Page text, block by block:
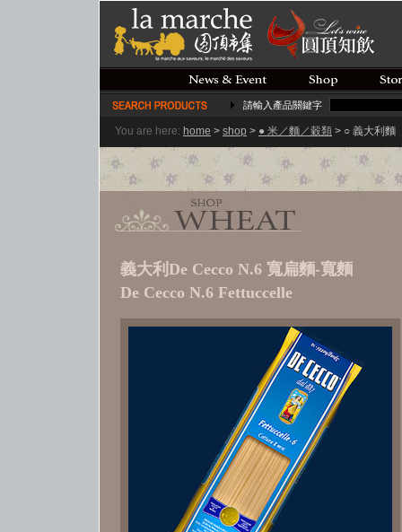
請輸入產品關鍵字
You are here: home > shop > ● 米／麵／穀類 > ○ 義大利麵
義大利De Cecco N.6 寬扁麵-寬麵
De Cecco N.6 Fettuccelle